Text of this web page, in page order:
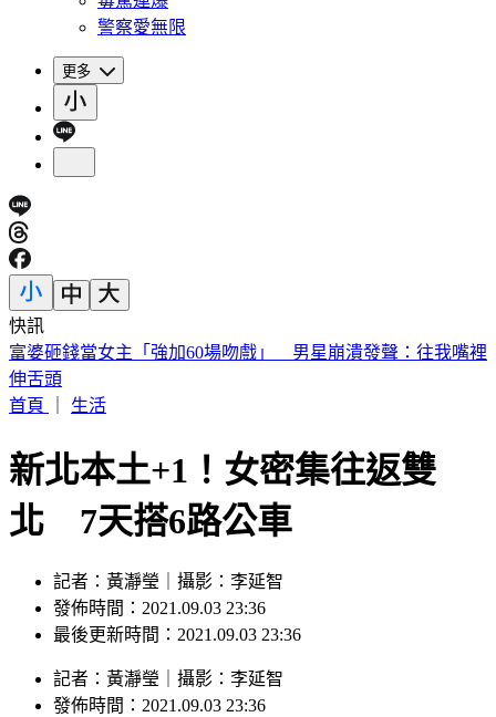
警察愛無限
更多
快訊
喉嚨痛如刀割！一票人狂咳3週「新冠、流感全陰」 醫曝：
這次病毒很毒
首頁
生活
新北本土+1！女密集往返雙
北 7天搭6路公車
記者：黃瀞瑩｜攝影：李延智
發佈時間：2021.09.03 23:36
最後更新時間：2021.09.03 23:36
記者 ： 黃瀞瑩 攝影 ： 李延智
發佈時間： 2021.09.03 23:36